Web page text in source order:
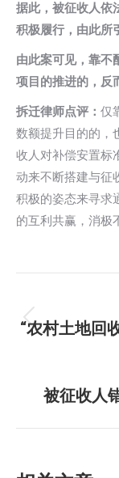
据此，被征收人依
积极履行，由此所
由此案可见，靠不
项目的推进的，反
拆迁律师点评： 仅
数额提升目的的，
收人对补偿安置标
动来不断搭建与征
积极的姿态来寻求
的互利共赢，消极
章
航
“农村土地回
被征收人